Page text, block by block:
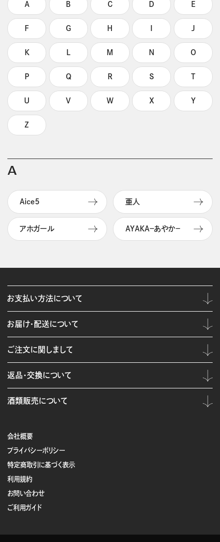
A B C D E
F G H J
K L M N O
P Q R S T
U V W X Y
Z
A
Aice5 亜人
アホガール ＡＹＡＫＡ－あやか－
会社概要
プライバシーポリシー
特定商取引に基づく表示
利用規約
お問い合わせ
ご利用ガイド
お支払い方法について
お届け・配送について
ご注文に関しまして
返品・交換について
酒類販売について